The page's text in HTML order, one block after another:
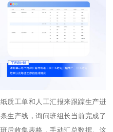
质工单和人工汇报来跟踪生产进
生产线，询问班组长当前完成了
后收集表格，手动汇总数据。这